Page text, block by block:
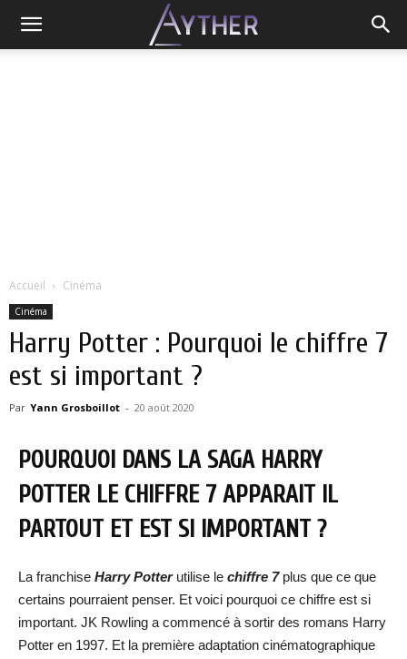
Accueil Cinéma
Cinéma
Harry Potter : Pourquoi le chiffre 7
est si important ?
Par Yann Grosboillot - 20 août 2020
POURQUOI DANS LA SAGA HARRY
POTTER LE CHIFFRE 7 APPARAIT IL
PARTOUT ET EST SI IMPORTANT ?
La franchise Harry Potterutilise le chiffre 7plus que ce que
certains pourraient penser. Et voici pourquoi ce chiffre est si
important. JK Rowling a commencé à sortir des romans Harry
Potter en 1997. Et la première adaptation cinématographique